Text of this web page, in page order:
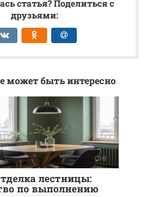
статья? Поделиться с
друзьями:
может быть интересно
0
лестницы:
по выполнению